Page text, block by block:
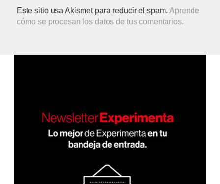
Este sitio usa Akismet para reducir el spam.Aprende
cómo se procesan los datos de tus comentarios.